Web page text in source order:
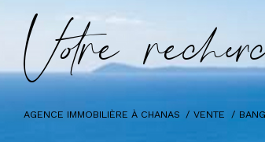
Vore rece
AGENCE IMMOBILIÈRE À CHANAS VENTE